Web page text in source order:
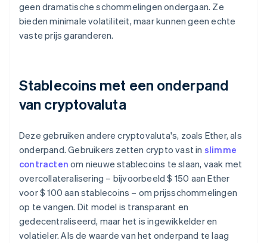
geen dramatische schommelingen ondergaan. Ze
bieden minimale volatiliteit, maar kunnen geen echte
vaste prijs garanderen.
Stablecoins met een onderpand
van cryptovaluta
Deze gebruiken andere cryptovaluta's, zoals Ether, als
onderpand. Gebruikers zetten crypto vast in slimme
contracten om nieuwe stablecoins te slaan, vaak met
overcollateralisering – bijvoorbeeld $ 150 aan Ether
voor $ 100 aan stablecoins – om prijsschommelingen
op te vangen. Dit model is transparant en
gedecentraliseerd, maar het is ingewikkelder en
volatieler. Als de waarde van het onderpand te laag